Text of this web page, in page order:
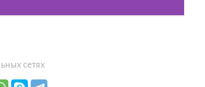
сетях